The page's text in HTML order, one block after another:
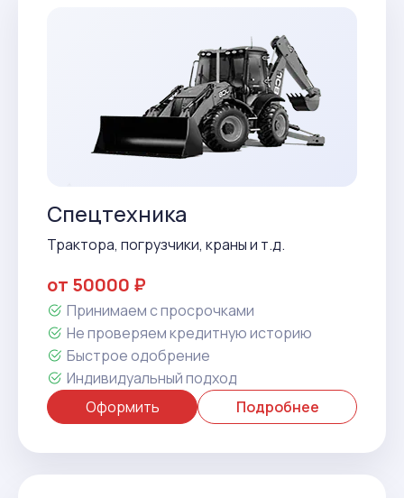
Спецтехника
Трактора, погрузчики, краны и т.д.
от 50000 ₽
Принимаем с просрочками
Не проверяем кредитную историю
Быстрое одобрение
Индивидуальный подход
Оформить
Подробнее